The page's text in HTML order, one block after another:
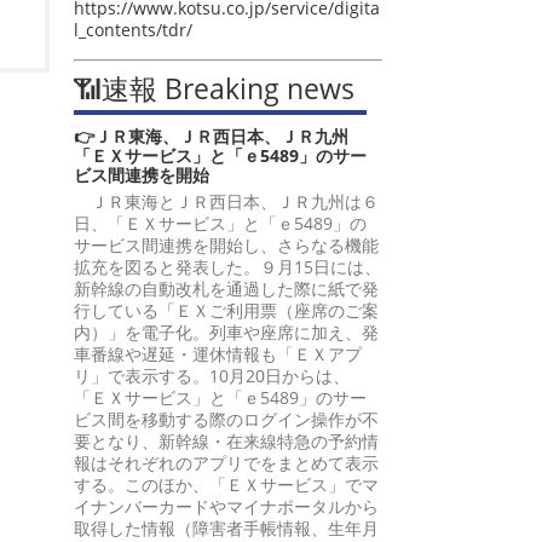
https://www.kotsu.co.jp/service/digita
l_contents/tdr/
📶速報 Breaking news
👉ＪＲ東海、ＪＲ西日本、ＪＲ九州
「ＥＸサービス」と「ｅ5489」のサー
ビス間連携を開始
ＪＲ東海とＪＲ西日本、ＪＲ九州は６
日、「ＥＸサービス」と「ｅ5489」の
サービス間連携を開始し、さらなる機能
拡充を図ると発表した。９月15日には、
新幹線の自動改札を通過した際に紙で発
行している「ＥＸご利用票（座席のご案
内）」を電子化。列車や座席に加え、発
車番線や遅延・運休情報も「ＥＸアプ
リ」で表示する。10月20日からは、
「ＥＸサービス」と「ｅ5489」のサー
ビス間を移動する際のログイン操作が不
要となり、新幹線・在来線特急の予約情
報はそれぞれのアプリでをまとめて表示
する。このほか、「ＥＸサービス」でマ
イナンバーカードやマイナポータルから
取得した情報（障害者手帳情報、生年月